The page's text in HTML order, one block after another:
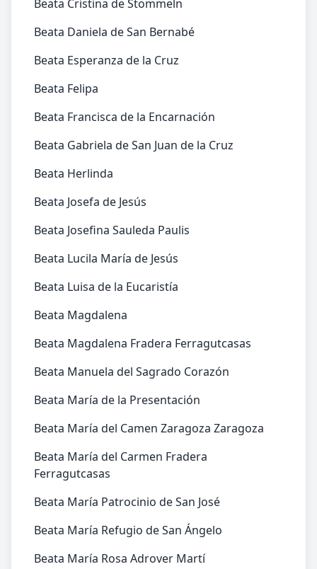
Beata Cristina de Stommeln
Beata Daniela de San Bernabé
Beata Esperanza de la Cruz
Beata Felipa
Beata Francisca de la Encarnación
Beata Gabriela de San Juan de la Cruz
Beata Herlinda
Beata Josefa de Jesús
Beata Josefina Sauleda Paulis
Beata Lucila María de Jesús
Beata Luisa de la Eucaristía
Beata Magdalena
Beata Magdalena Fradera Ferragutcasas
Beata Manuela del Sagrado Corazón
Beata María de la Presentación
Beata María del Camen Zaragoza Zaragoza
Beata María del Carmen Fradera
Ferragutcasas
Beata María Patrocinio de San José
Beata María Refugio de San Ángelo
Beata María Rosa Adrover Martí